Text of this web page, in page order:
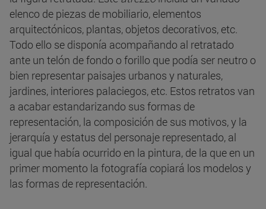
elenco de piezas de mobiliario, elementos
arquitectónicos, plantas, objetos decorativos, etc.
Todo ello se disponía acompañando al retratado
ante un telón de fondo o forillo que podía ser neutro o
bien representar paisajes urbanos y naturales,
jardines, interiores palaciegos, etc. Estos retratos van
a acabar estandarizando sus formas de
representación, la composición de sus motivos, y la
jerarquía y estatus del personaje representado, al
igual que había ocurrido en la pintura, de la que en un
primer momento la fotografía copiará los modelos y
las formas de representación.